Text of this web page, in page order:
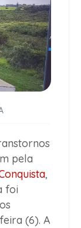
pela
,
foi
(6). A